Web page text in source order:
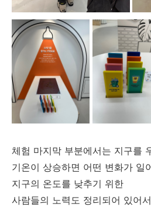
체험 마지막 부분에서는 지구를
기온이 상승하면 어떤 변화가 일
지구의 온도를 낮추기 위한
사람들의 노력도 정리되어 있어서